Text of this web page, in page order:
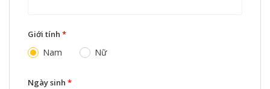
Giới tính *
Nam Nữ
Ngày sinh *